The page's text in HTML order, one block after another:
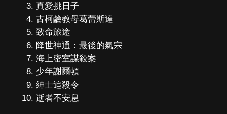
真愛挑日子
古柯鹼教母葛蕾斯達
致命旅途
降世神通：最後的氣宗
海上密室謀殺案
少年謝爾頓
紳士追殺令
逝者不安息